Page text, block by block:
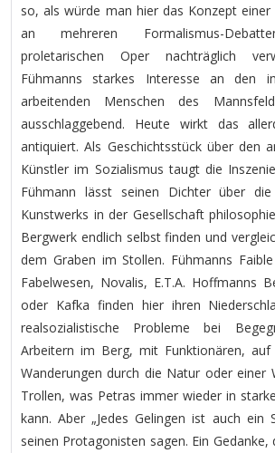
so, als würde man hier das Konzept
an mehreren Formalismus-
proletarischen Oper nachträglich
Fühmanns starkes Interesse an den
arbeitenden Menschen des
ausschlaggebend. Heute wirkt das
antiquiert. Als Geschichtsstück über den
Künstler im Sozialismus taugt die
Fühmann lässt seinen Dichter über
Kunstwerks in der Gesellschaft
Bergwerk endlich selbst finden und
dem Graben im Stollen. Fühmanns
Fabelwesen, Novalis, E.T.A. Hoffmanns
oder Kafka finden hier ihren
realsozialistische Probleme bei
Arbeitern im Berg, mit Funktionären, auf
Wanderungen durch die Natur oder einer
Trollen, was Petras immer wieder in
kann. Aber „Jedes Gelingen ist auch ein
seinen Protagonisten sagen. Ein